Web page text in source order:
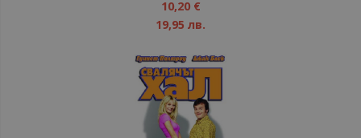
10,20 €
19,95 лв.